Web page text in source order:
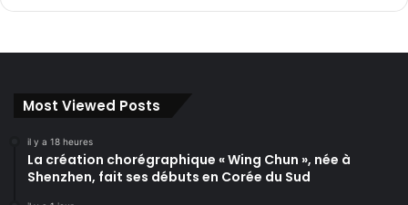
Most Viewed Posts
il y a 18 heures
La création chorégraphique « Wing Chun », née à
Shenzhen, fait ses débuts en Corée du Sud